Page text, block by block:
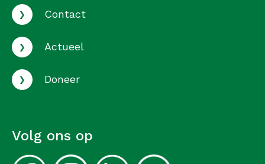
› Contact
› Actueel
› Doneer
Volg ons op